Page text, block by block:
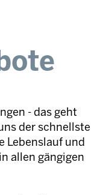
- das geht
der schnellste
Lebenslauf und
allen gängigen